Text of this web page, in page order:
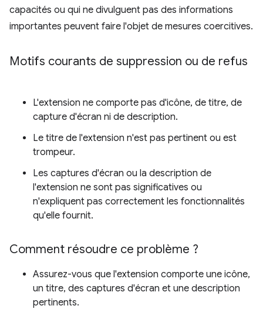
capacités ou qui ne divulguent pas des informations
importantes peuvent faire l'objet de mesures coercitives.
Motifs courants de suppression ou de refus
L'extension ne comporte pas d'icône, de titre, de
capture d'écran ni de description.
Le titre de l'extension n'est pas pertinent ou est
trompeur.
Les captures d'écran ou la description de
l'extension ne sont pas significatives ou
n'expliquent pas correctement les fonctionnalités
qu'elle fournit.
Comment résoudre ce problème ?
Assurez-vous que l'extension comporte une icône,
un titre, des captures d'écran et une description
pertinents.